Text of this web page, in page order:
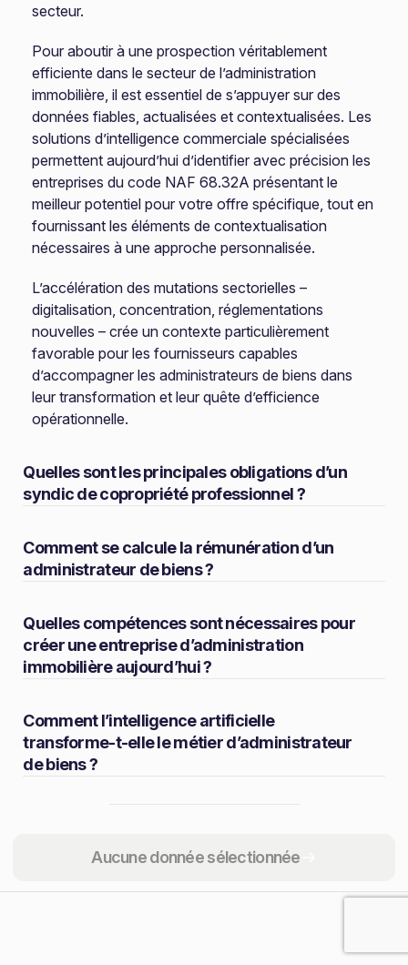
Aucune donnée sélectionnée
secteur.
Pour aboutir à une prospection véritablement
efficiente dans le secteur de l’administration
immobilière, il est essentiel de s’appuyer sur des
données fiables, actualisées et contextualisées. Les
solutions d’intelligence commerciale spécialisées
permettent aujourd’hui d’identifier avec précision les
entreprises du code NAF 68.32A présentant le
meilleur potentiel pour votre offre spécifique, tout en
fournissant les éléments de contextualisation
nécessaires à une approche personnalisée.
L’accélération des mutations sectorielles –
digitalisation, concentration, réglementations
nouvelles – crée un contexte particulièrement
favorable pour les fournisseurs capables
d’accompagner les administrateurs de biens dans
leur transformation et leur quête d’efficience
opérationnelle.
Quelles sont les principales obligations d’un
syndic de copropriété professionnel ?
Comment se calcule la rémunération d’un
administrateur de biens ?
Quelles compétences sont nécessaires pour
créer une entreprise d’administration
immobilière aujourd’hui ?
Comment l’intelligence artificielle
transforme-t-elle le métier d’administrateur
de biens ?
Partager